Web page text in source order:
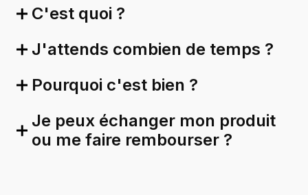
C'est quoi ?
J'attends combien de temps ?
Pourquoi c'est bien ?
Je peux échanger mon produit
ou me faire rembourser ?